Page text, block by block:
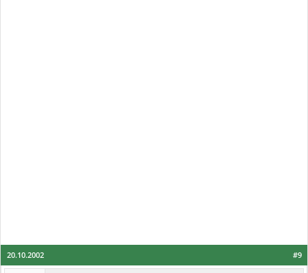
#9
20.10.2002